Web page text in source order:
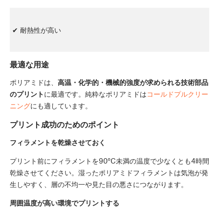
✔ 耐熱性が高い
最適な用途
ポリアミドは、 高温・化学的・機械的強度が求められる技術部品
のプリントに最適です。純粋なポリアミドはコールドプルクリー
ニングにも適しています。
プリント成功のためのポイント
フィラメントを乾燥させておく
プリント前にフィラメントを90°C未満の温度で少なくとも4時間
乾燥させてください。湿ったポリアミドフィラメントは気泡が発
生しやすく、層の不均一や見た目の悪さにつながります。
周囲温度が高い環境でプリントする